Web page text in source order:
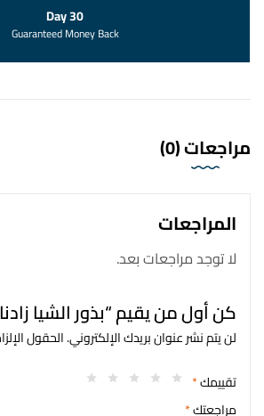
30 Day
Guaranteed Money Back
مراجعات (0)
المراجعات
لا توجد مراجعات بعد.
كن أول من يقيم “بذور الشيا
لن يتم نشر عنوان بريدك الإلكتروني.الحقول
تقييمك*
مراجعتك*